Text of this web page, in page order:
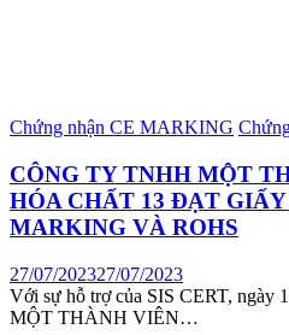
Chứng nhận CE MARKING
CÔNG TY TNHH MỘT
HÓA CHẤT 13 ĐẠT
MARKING VÀ ROHS
27/07/202327/07/2023
Với sự hỗ trợ của SIS CERT,
MỘT THÀNH VIÊN…